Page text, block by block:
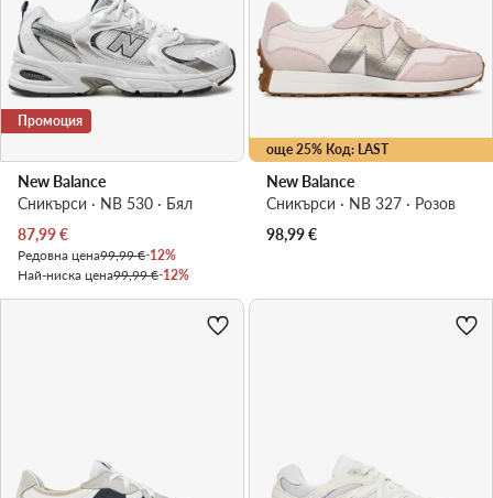
Промоция
New Balance
Сникърси · NB 530 · Бял
Актуална цена
87,99€
Редовна цена99,99 €-12%
Най-ниска цена99,99 €-12%
още 25% Код: LAST
New Balance
Сникърси · NB 327 · Розов
98,99€